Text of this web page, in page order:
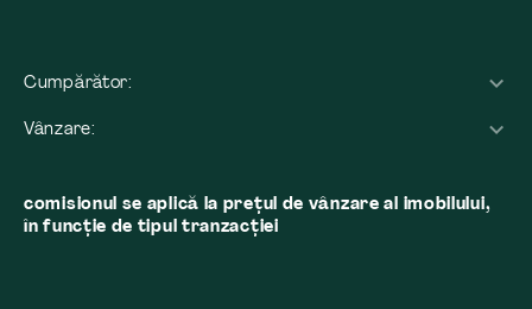
Cumpărător:
Vânzare:
comisionul se aplică la preţul de vânzare al imobilului,
în funcţie de tipul tranzacţiei